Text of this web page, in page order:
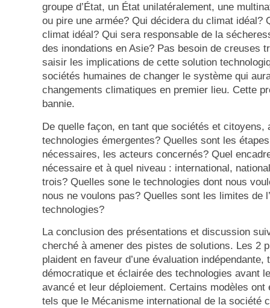
groupe d’État, un État unilatéralement, une
ou pire une armée? Qui décidera du climat idéal?
climat idéal? Qui sera responsable de la
des inondations en Asie? Pas besoin de creuses
saisir les implications de cette solution
sociétés humaines de changer le système qui
changements climatiques en premier lieu. Cette
bannie.
De quelle façon, en tant que sociétés et citoyens,
technologies émergentes? Quelles sont les
nécessaires, les acteurs concernés? Quel
nécessaire et à quel niveau : international,
trois? Quelles sone le technologies dont nous
nous ne voulons pas? Quelles sont les limites de
technologies?
La conclusion des présentations et discussion
cherché à amener des pistes de solutions. Les 2
plaident en faveur d’une évaluation indépendante,
démocratique et éclairée des technologies avant
avancé et leur déploiement. Certains modèles ont
tels que le Mécanisme international de la société